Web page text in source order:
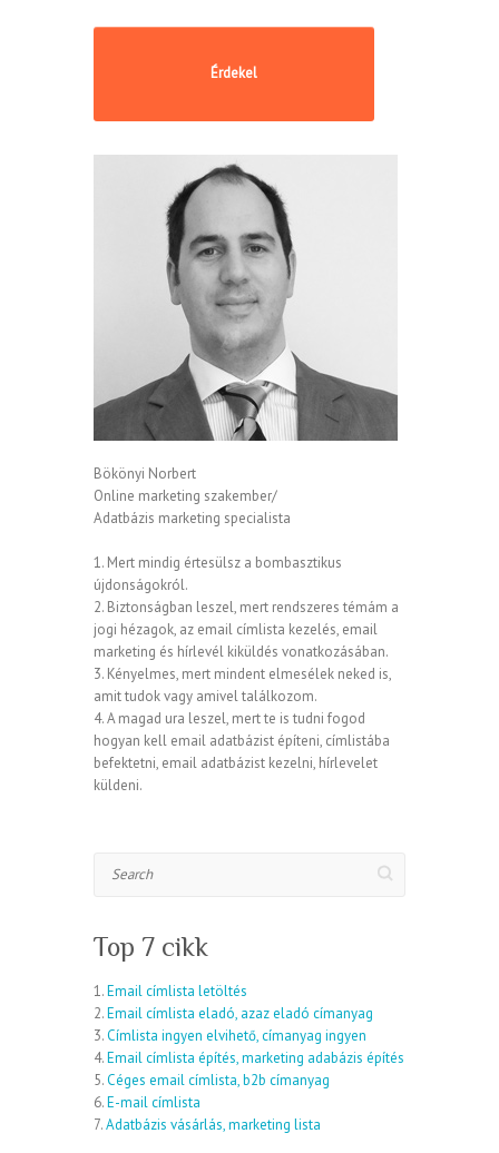
Bökönyi Norbert
Online marketing szakember/
Adatbázis marketing specialista
1. Mert mindig értesülsz a bombasztikus
újdonságokról.
2. Biztonságban leszel, mert rendszeres témám a
jogi hézagok, az email címlista kezelés, email
marketing és hírlevél kiküldés vonatkozásában.
3. Kényelmes, mert mindent elmesélek neked is,
amit tudok vagy amivel találkozom.
4. A magad ura leszel, mert te is tudni fogod
hogyan kell email adatbázist építeni, címlistába
befektetni, email adatbázist kezelni, hírlevelet
küldeni.
Top 7 cikk
1.Email címlista letöltés
2.Email címlista eladó, azaz eladó címanyag
3.Címlista ingyen elvihető, címanyag ingyen
4.Email címlista építés, marketing adabázis építés
5.Céges email címlista, b2b címanyag
6.E-mail címlista
7.Adatbázis vásárlás, marketing lista